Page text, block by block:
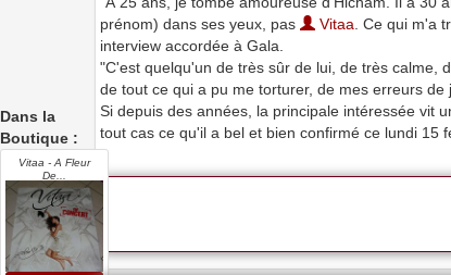
prénom) dans ses yeux, pas
Vitaa . Ce qui m'a
interview accordée à Gala.
"C'est quelqu'un de très sûr de lui, de très calme,
de tout ce qui a pu me torturer, de mes erreurs
Si depuis des années, la principale intéressée vit
tout cas ce qu'il a bel et bien confirmé ce lundi 15
Dans la
Boutique :
Vitaa - A Fleur
De...